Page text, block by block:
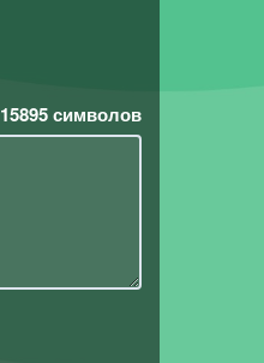
15895символов